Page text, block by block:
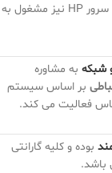
، خدمات نرم افزاری سرور HP نیز مشغول به
شبکه به مشاوره
بر اساس سیستم
فعالیت می کند.
بوده و کلیه گارانتی
باشد.